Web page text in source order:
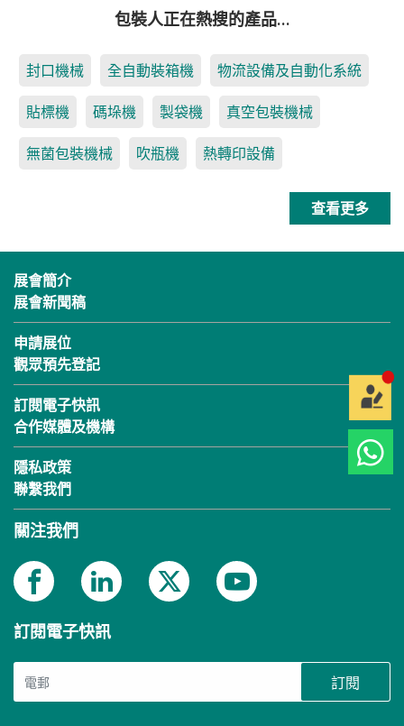
包裝人正在熱搜的產品…
封口機械 全自動裝箱機 物流設備及自動化系統
貼標機 碼垛機 製袋機 真空包裝機械
無菌包裝機械 吹瓶機 熱轉印設備
查看更多
展會簡介
展會新聞稿
申請展位
觀眾預先登記
訂閱電子快訊
合作媒體及機構
隱私政策
聯繫我們
關注我們
訂閱電子快訊
訂閱